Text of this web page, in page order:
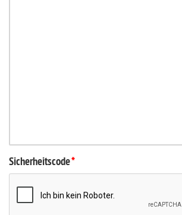
Sicherheitscode*